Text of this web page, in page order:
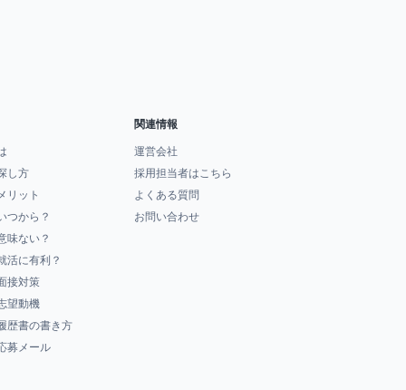
し方
リット
つから？
味ない？
活に有利？
接対策
望動機
歴書の書き方
募メール
関連情報
運営会社
採用担当者はこちら
よくある質問
お問い合わせ